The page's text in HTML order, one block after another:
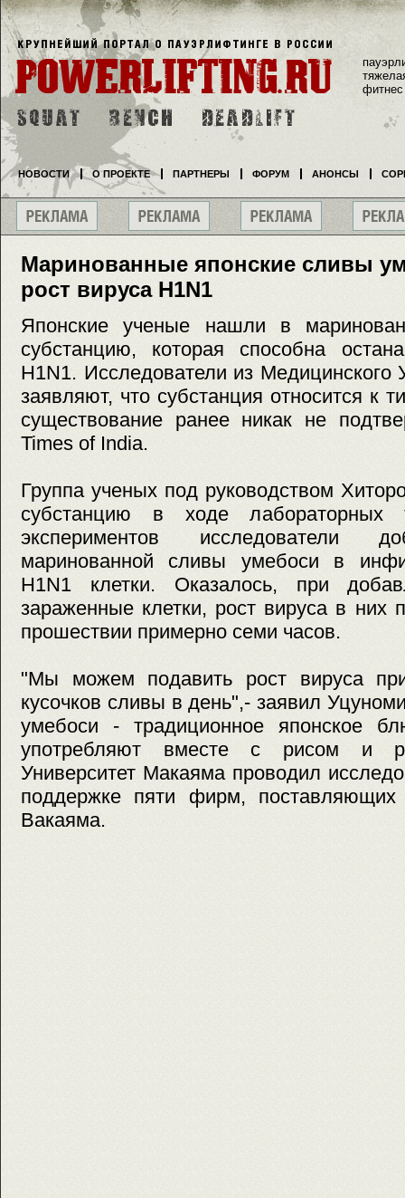
Маринованные японские сливы
рост вируса H1N1
Японские ученые нашли в
субстанцию, которая способна
H1N1. Исследователи из Медицинского
заявляют, что субстанция относится к
существование ранее никак не
Times of India.
Группа ученых под руководством
субстанцию в ходе лабораторных
экспериментов исследователи
маринованной сливы умебоси в
H1N1 клетки. Оказалось, при
зараженные клетки, рост вируса в них
прошествии примерно семи часов.
"Мы можем подавить рост вируса
кусочков сливы в день",- заявил
умебоси - традиционное японское
употребляют вместе с рисом и
Университет Макаяма проводил
поддержке пяти фирм,
Вакаяма.
фитнес
НОВОСТИ О ПРОЕКТЕ ПАРТНЕРЫ ФОРУМ АНОНСЫ